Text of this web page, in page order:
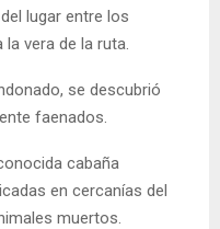
lugar entre los
vera de la ruta.
se descubrió
faenados.
cabaña
en cercanías del
muertos.